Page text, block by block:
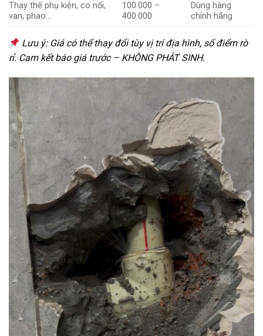
Thay thế phụ kiện, co nối,
van, phao…
100.000 –
400.000
Dùng hàng
chính hãng
Lưu ý: Giá có thể thay đổi tùy vị trí địa hình, số điểm rò
rỉ. Cam kết báo giá trước – KHÔNG PHÁT SINH.